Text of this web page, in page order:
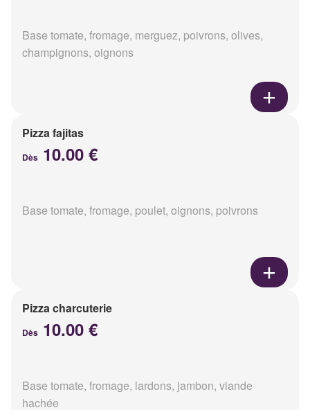
Base tomate, fromage, merguez, poivrons, olives,
champignons, oignons
Pizza fajitas
Dès 10.00 €
Base tomate, fromage, poulet, oignons, poivrons
Pizza charcuterie
Dès 10.00 €
Base tomate, fromage, lardons, jambon, viande
hachée